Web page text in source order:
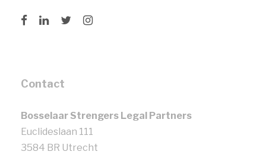
Contact
Bosselaar Strengers Legal Partners
Euclideslaan 111
3584 BR Utrecht